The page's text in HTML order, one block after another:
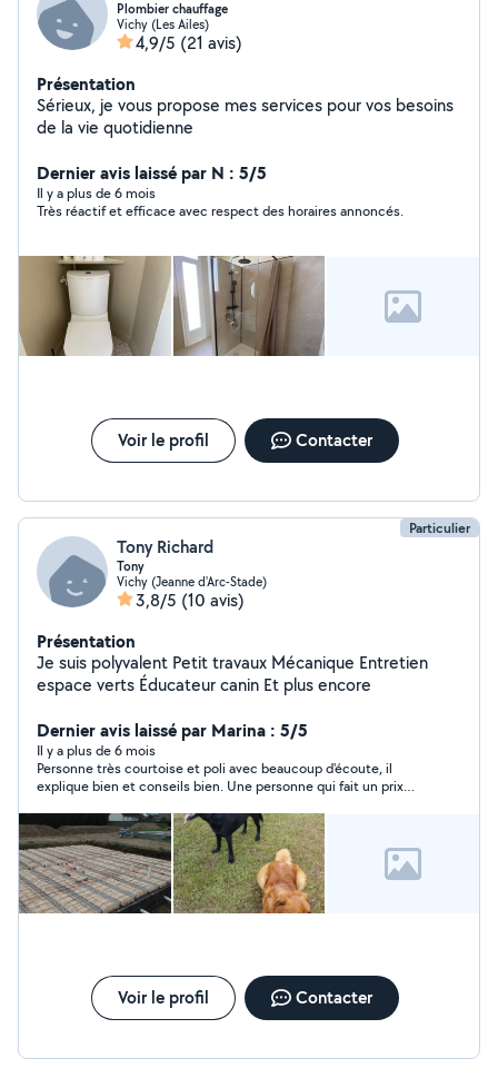
Plombier chauffage
Vichy (Les Ailes)
4,9/5 (21 avis)
Présentation
Sérieux, je vous propose mes services pour vos besoins
de la vie quotidienne
Dernier avis laissé par N : 5/5
Il y a plus de 6 mois
Très réactif et efficace avec respect des horaires annoncés.
Voir le profil Contacter
Particulier
Tony Richard
Tony
Vichy (Jeanne d'Arc-Stade)
3,8/5 (10 avis)
Présentation
Je suis polyvalent Petit travaux Mécanique Entretien
espace verts Éducateur canin Et plus encore
Dernier avis laissé par Marina : 5/5
Il y a plus de 6 mois
Personne très courtoise et poli avec beaucoup d'écoute, il
explique bien et conseils bien. Une personne qui fait un prix
vivement et si de nouveaux j'ai un souci de voiture je le
contacterai de nouveau
Voir le profil Contacter